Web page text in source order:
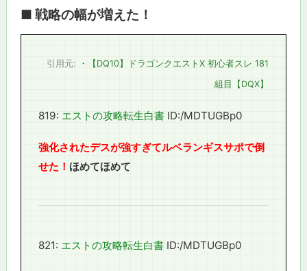
■ 戦略の幅が増えた！
引用元:
・【DQ10】ドラゴンクエストX 初心者スレ 181
組目【DQX】
819: エストの攻略転生白書 ID:/MDTUGBp0
強化されたデスが強すぎてルベランギスサポで倒
せた！ほめてほめて
821: エストの攻略転生白書 ID:/MDTUGBp0